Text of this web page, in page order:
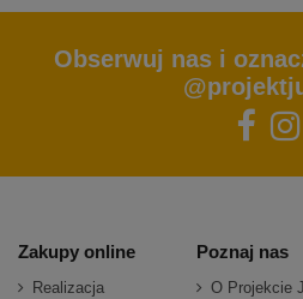
Obserwuj nas i
Zakupy online
Realizacja
Poznaj nas
O Projekcie